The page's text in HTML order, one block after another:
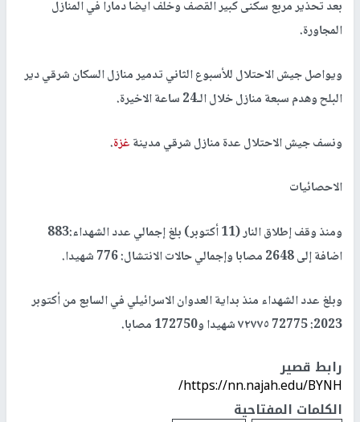
بعد تحذير مربع سكنى كبير القصف وخلف ايضا دمارا في المنازل
المجاورة.
ويواصل جيش الاحتلال للأسبوع الثاني تدمير منازل السكان شرقي دير
البلح وهدم سبعة منازل خلال الـ24 ساعة الاخيرة.
ونسف جيش الاحتلال عدة منازل شرقي مدينةغزة.
الاحصائيات
ومنذ وقف إطلاق النار (11 أكتوبر) بلغ إجمالي عدد الشهداء:883
اضافة إلى 2648 مصابا وإجمالي حالات الانتشال: 776 شهيدا.
وبلغ عدد الشهداء منذ بداية العدوان الاسرائيلي في السابع من أكتوبر
2023: 72775 ٧٢٧٧٥ شهيدا و172750 مصابا.
رابط قصير
https://nn.najah.edu/BYNH/
الكلمات المفتاحية